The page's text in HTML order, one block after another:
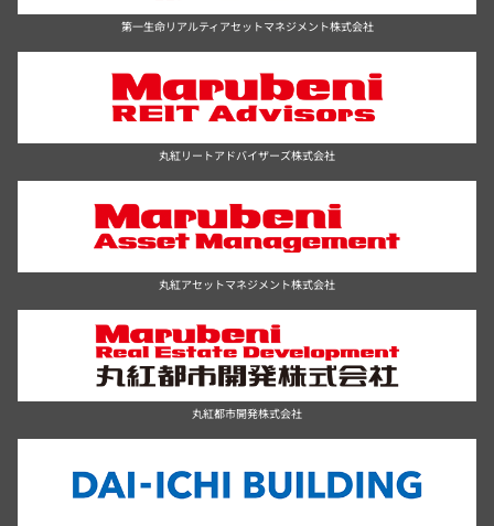
第一生命リアルティアセットマネジメント株式会社
丸紅リートアドバイザーズ株式会社
丸紅アセットマネジメント株式会社
丸紅都市開発株式会社